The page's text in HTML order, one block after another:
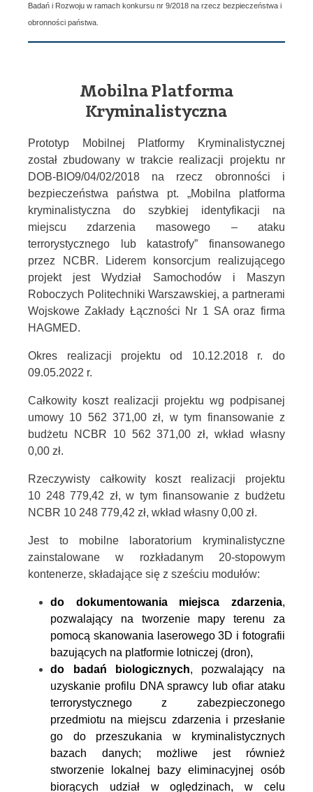
Badań i Rozwoju w ramach konkursu nr 9/2018 na rzecz bezpieczeństwa i
obronności państwa.
Mobilna Platforma
Kryminalistyczna
Prototyp Mobilnej Platformy Kryminalistycznej
został zbudowany w trakcie realizacji projektu nr
DOB-BIO9/04/02/2018 na rzecz obronności i
bezpieczeństwa państwa pt. „Mobilna platforma
kryminalistyczna do szybkiej identyfikacji na
miejscu zdarzenia masowego – ataku
terrorystycznego lub katastrofy” finansowanego
przez NCBR. Liderem konsorcjum realizującego
projekt jest Wydział Samochodów i Maszyn
Roboczych Politechniki Warszawskiej, a partnerami
Wojskowe Zakłady Łączności Nr 1 SA oraz firma
HAGMED.
Okres realizacji projektu od 10.12.2018 r. do
09.05.2022 r.
Całkowity koszt realizacji projektu wg podpisanej
umowy 10 562 371,00 zł, w tym finansowanie z
budżetu NCBR 10 562 371,00 zł, wkład własny
0,00 zł.
Rzeczywisty całkowity koszt realizacji projektu
10 248 779,42 zł, w tym finansowanie z budżetu
NCBR 10 248 779,42 zł, wkład własny 0,00 zł.
Jest to mobilne laboratorium kryminalistyczne
zainstalowane w rozkładanym 20-stopowym
kontenerze, składające się z sześciu modułów:
do dokumentowania miejsca zdarzenia,
pozwalający na tworzenie mapy terenu za
pomocą skanowania laserowego 3D i fotografii
bazujących na platformie lotniczej (dron),
do badań biologicznych, pozwalający na
uzyskanie profilu DNA sprawcy lub ofiar ataku
terrorystycznego z zabezpieczonego
przedmiotu na miejscu zdarzenia i przesłanie
go do przeszukania w kryminalistycznych
bazach danych; możliwe jest również
stworzenie lokalnej bazy eliminacyjnej osób
biorących udział w oględzinach, w celu